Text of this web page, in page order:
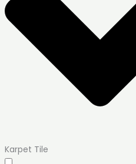
Karpet Tile